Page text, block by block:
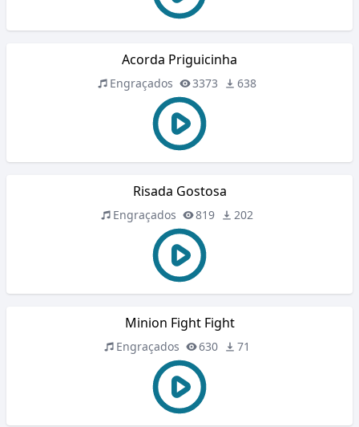
Acorda Priguicinha
Engraçados 3373 638
Risada Gostosa
Engraçados 819 202
Minion Fight Fight
Engraçados 630 71